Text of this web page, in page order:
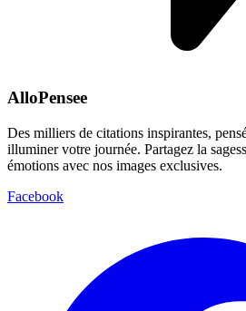
AlloPensee
Des milliers de citations inspirantes,
illuminer votre journée. Partagez la
émotions avec nos images exclusives.
Facebook